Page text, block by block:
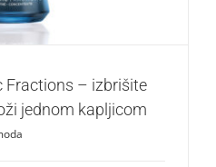
Fractions – izbrišite
jednom kapljicom